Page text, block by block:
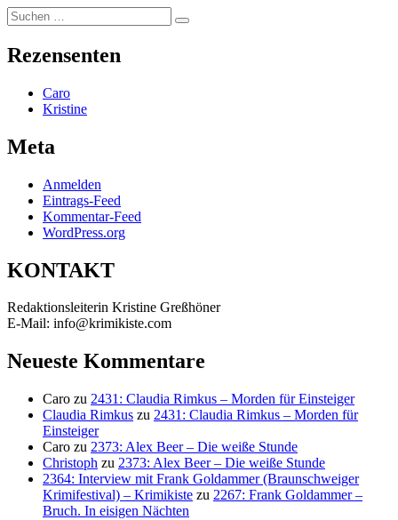
Suchen
nach:
Suchen
Rezensenten
Caro
Kristine
Meta
Anmelden
Eintrags-Feed
Kommentar-Feed
WordPress.org
KONTAKT
Redaktionsleiterin Kristine Greßhöner
E-Mail: info@krimikiste.com
Neueste Kommentare
Caro zu 2431: Claudia Rimkus – Morden für Einsteiger
Claudia Rimkus zu 2431: Claudia Rimkus – Morden für
Einsteiger
Caro zu 2373: Alex Beer – Die weiße Stunde
Christoph zu 2373: Alex Beer – Die weiße Stunde
2364: Interview mit Frank Goldammer (Braunschweiger
Krimifestival) – Krimikiste zu 2267: Frank Goldammer –
Bruch. In eisigen Nächten